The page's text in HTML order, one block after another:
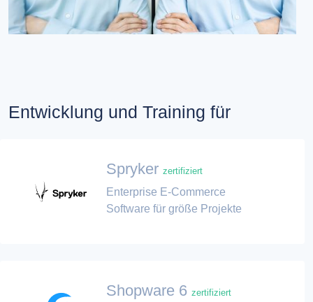
Entwicklung und Training für
Spryker zertifiziert
Enterprise E-Commerce
Software für größe Projekte
Shopware 6 zertifiziert